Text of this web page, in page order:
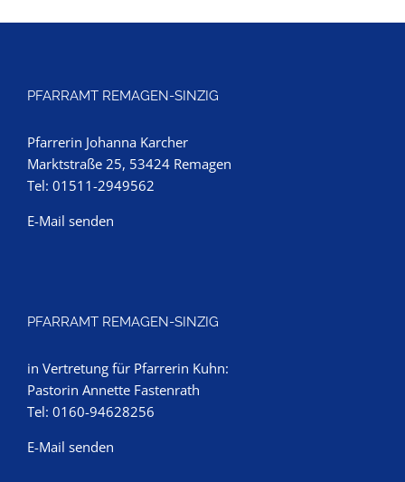
PFARRAMT REMAGEN-SINZIG
Pfarrerin Johanna Karcher
Marktstraße 25, 53424 Remagen
Tel: 01511-2949562
E-Mail senden
PFARRAMT REMAGEN-SINZIG
in Vertretung für Pfarrerin Kuhn:
Pastorin Annette Fastenrath
Tel: 0160-94628256
E-Mail senden